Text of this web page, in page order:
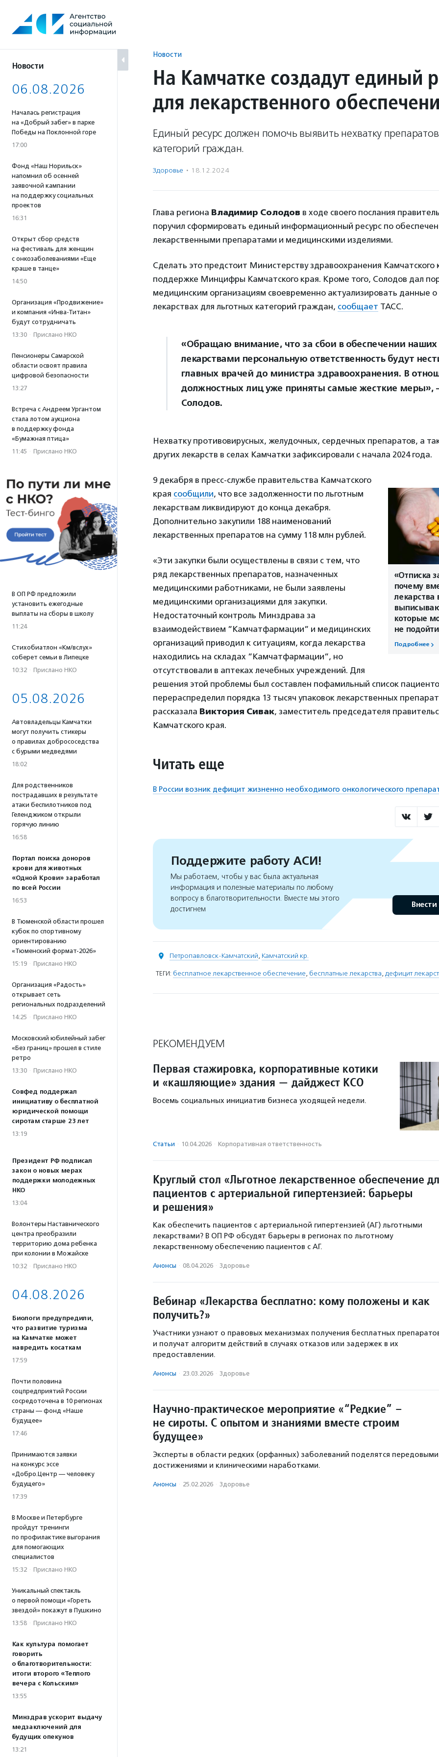
содержанию
Новости
06.08.2026
Началась регистрация
на «Добрый забег» в парке
Победы на Поклонной горе
17:00
Фонд «Наш Норильск»
напомнил об осенней
заявочной кампании
на поддержку социальных
проектов
16:31
Открыт сбор средств
на фестиваль для женщин
с онкозаболеваниями «Еще
краше в танце»
14:50
Организация «Продвижение»
и компания «Инва-Титан»
будут сотрудничать
13:30 · Прислано НКО
Пенсионеры Самарской
области освоят правила
цифровой безопасности
13:27
Встреча с Андреем Ургантом
стала лотом аукциона
в поддержку фонда
«Бумажная птица»
11:45 · Прислано НКО
В ОП РФ предложили
установить ежегодные
выплаты на сборы в школу
11:24
Стихобиатлон «Км/вслух»
соберет семьи в Липецке
10:32 · Прислано НКО
05.08.2026
Автовладельцы Камчатки
могут получить стикеры
о правилах добрососедства
с бурыми медведями
18:02
Для родственников
пострадавших в результате
атаки беспилотников под
Геленджиком открыли
горячую линию
16:58
Портал поиска доноров
крови для животных
«Одной Крови» заработал
по всей России
16:53
В Тюменской области прошел
кубок по спортивному
ориентированию
«Тюменский формат-2026»
15:19 · Прислано НКО
Организация «Радость»
открывает сеть
региональных подразделений
14:25 · Прислано НКО
Московский юбилейный забег
«Без границ» прошел в стиле
ретро
13:30 · Прислано НКО
Совфед поддержал
инициативу о бесплатной
юридической помощи
сиротам старше 23 лет
13:19
Президент РФ подписал
закон о новых мерах
поддержки молодежных
НКО
13:04
Волонтеры Наставнического
центра преобразили
территорию дома ребенка
при колонии в Можайске
10:32 · Прислано НКО
04.08.2026
Биологи предупредили,
что развитие туризма
на Камчатке может
навредить косаткам
17:59
Почти половина
соцпредприятий России
сосредоточена в 10 регионах
страны — фонд «Наше
будущее»
17:46
Принимаются заявки
на конкурс эссе
«Добро.Центр — человеку
будущего»
17:39
В Москве и Петербурге
пройдут тренинги
по профилактике выгорания
для помогающих
специалистов
15:32 · Прислано НКО
Уникальный спектакль
о первой помощи «Гореть
звездой» покажут в Пушкино
13:58 · Прислано НКО
Как культура помогает
говорить
о благотворительности:
итоги второго «Теплого
вечера с Кольским»
13:55
Минздрав ускорит выдачу
медзаключений для
будущих опекунов
13:21
Новости
На Камчатке создадут единый
для лекарственного
Единый ресурс должен помочь выявить нехватку
категорий граждан.
Здоровье · 18.12.2024
Глава региона Владимир Солодов в ходе своего послания
поручил сформировать единый информационный ресурс по
лекарственными препаратами и медицинскими изделиями.
Сделать это предстоит Министерству здравоохранения Камчатского
поддержке Минцифры Камчатского края. Кроме того, Солодов дал
медицинским организациям своевременно актуализировать данные
лекарствах для льготных категорий граждан, сообщает ТАСС.
«Обращаю внимание, что за сбои в обеспечении
лекарствами персональную ответственность будут
главных врачей до министра здравоохранения. В
должностных лиц уже приняты самые жесткие меры»,
Солодов.
Нехватку противовирусных, желудочных, сердечных препаратов, а
других лекарств в селах Камчатки зафиксировали с начала 2024 года.
«Отписка
почему
лекарства
которые
не
Подробнее
9 декабря в пресс-службе правительства Камчатского
края сообщили, что все задолженности по льготным
лекарствам ликвидируют до конца декабря.
Дополнительно закупили 188 наименований
лекарственных препаратов на сумму 118 млн рублей.
«Эти закупки были осуществлены в связи с тем, что
ряд лекарственных препаратов, назначенных
медицинскими работниками, не были заявлены
медицинскими организациями для закупки.
Недостаточный контроль Минздрава за
взаимодействием ”Камчатфармации” и медицинских
организаций приводил к ситуациям, когда лекарства
находились на складах ”Камчатфармации”, но
отсутствовали в аптеках лечебных учреждений. Для
решения этой проблемы был составлен пофамильный список
перераспределил порядка 13 тысяч упаковок лекарственных
рассказала Виктория Сивак, заместитель председателя
Камчатского края.
Читать еще
В России возник дефицит жизненно необходимого онкологического
Поддержите работу АСИ!
Мы работаем, чтобы у вас была актуальная
информация и полезные материалы по любому
вопросу в благотворительности. Вместе мы этого
достигнем
Внести
Петропавловск-Камчатский, Камчатский кр.
ТЕГИ: бесплатное лекарственное обеспечение, бесплатные лекарства, дефицит
РЕКОМЕНДУЕМ
Первая стажировка, корпоративные котики
и «кашляющие» здания — дайджест КСО
Восемь социальных инициатив бизнеса уходящей недели.
Статьи · 10.04.2026 · Корпоративная ответственность
Круглый стол «Льготное лекарственное обеспечение
пациентов с артериальной гипертензией: барьеры
и решения»
Как обеспечить пациентов с артериальной гипертензией (АГ) льготными
лекарствами? В ОП РФ обсудят барьеры в регионах по льготному
лекарственному обеспечению пациентов с АГ.
Анонсы · 08.04.2026 · Здоровье
Вебинар «Лекарства бесплатно: кому положены и как
получить?»
Участники узнают о правовых механизмах получения бесплатных
и получат алгоритм действий в случаях отказов или задержек в их
предоставлении.
Анонсы · 23.03.2026 · Здоровье
Научно-практическое мероприятие «“Редкие” –
не сироты. С опытом и знаниями вместе строим
будущее»
Эксперты в области редких (орфанных) заболеваний поделятся передовыми
достижениями и клиническими наработками.
Анонсы · 25.02.2026 · Здоровье